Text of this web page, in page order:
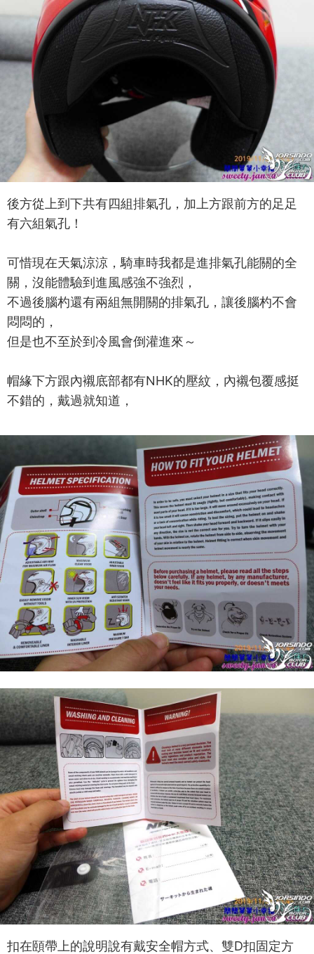
後方從上到下共有四組排氣孔，加上方跟前方的足足
有六組氣孔！
可惜現在天氣涼涼，騎車時我都是進排氣孔能關的全
關，沒能體驗到進風感強不強烈，
不過後腦杓還有兩組無開關的排氣孔，讓後腦杓不會
悶悶的，
但是也不至於到冷風會倒灌進來～
帽緣下方跟內襯底部都有NHK的壓紋，內襯包覆感挺
不錯的，戴過就知道，
扣在頤帶上的說明說有戴安全帽方式、雙D扣固定方